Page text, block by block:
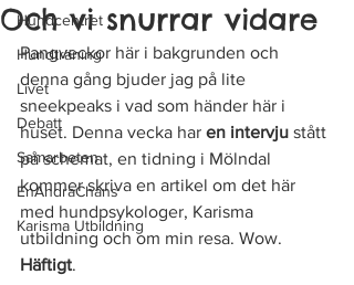
Hundcentret
Hundträning
Livet
Debatt
Samarbeten
EnAndraChans
Karisma Utbildning
Och vi snurrar vidare
Pangveckor här i bakgrunden och
denna gång bjuder jag på lite
sneekpeaks i vad som händer här i
huset. Denna vecka har en intervju stått
på schemat, en tidning i Mölndal
kommer skriva en artikel om det här
med hundpsykologer, Karisma
utbildning och om min resa. Wow.
Häftigt.